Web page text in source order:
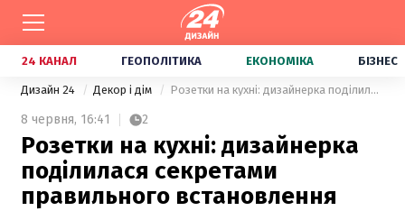
24 КАНАЛ ГЕОПОЛІТИКА ЕКОНОМІКА БІЗНЕС
Дизайн 24 Декор і дім Розетки на кухні: дизайнерка поділилася секретами правильного встановлення
8 червня, 16:41 2
Розетки на кухні: дизайнерка
поділилася секретами
правильного встановлення